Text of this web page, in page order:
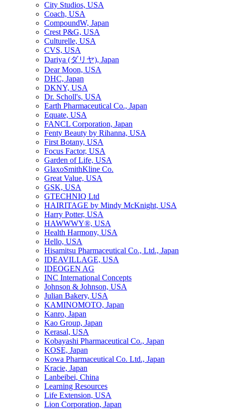
City Studios, USA
Coach, USA
CompoundW, Japan
Crest P&G, USA
Culturelle, USA
CVS, USA
Dariya (ダリヤ), Japan
Dear Moon, USA
DHC, Japan
DKNY, USA
Dr. Scholl's, USA
Earth Pharmaceutical Co., Japan
Equate, USA
FANCL Corporation, Japan
Fenty Beauty by Rihanna, USA
First Botany, USA
Focus Factor, USA
Garden of Life, USA
GlaxoSmithKline Co.
Great Value, USA
GSK, USA
GTECHNIQ Ltd
HAIRITAGE by Mindy McKnight, USA
Harry Potter, USA
HAWWWY®, USA
Health Harmony, USA
Hello, USA
Hisamitsu Pharmaceutical Co., Ltd., Japan
IDEAVILLAGE, USA
IDEOGEN AG
INC International Concepts
Johnson & Johnson, USA
Julian Bakery, USA
KAMINOMOTO, Japan
Kanro, Japan
Kao Group, Japan
Kerasal, USA
Kobayashi Pharmaceutical Co., Japan
KOSE, Japan
Kowa Pharmaceutical Co. Ltd., Japan
Kracie, Japan
Lanbeibei, China
Learning Resources
Life Extension, USA
Lion Corporation, Japan